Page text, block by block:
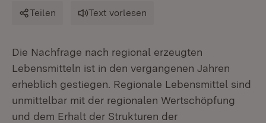
Teilen Text vorlesen
Die Nachfrage nach regional erzeugten
Lebensmitteln ist in den vergangenen Jahren
erheblich gestiegen. Regionale Lebensmittel sind
unmittelbar mit der regionalen Wertschöpfung
und dem Erhalt der Strukturen der